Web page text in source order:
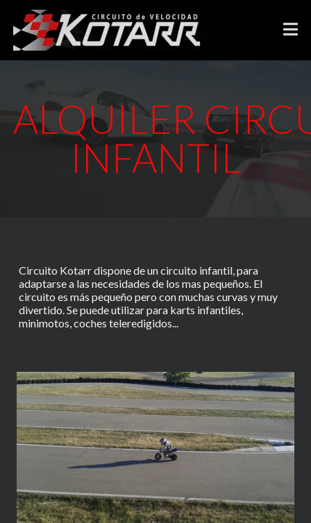
ALQUILER
INFANTIL
Circuito Kotarr dispone de un circuito infantil, para
adaptarse a las necesidades de los mas pequeños. El
circuito es más pequeño pero con muchas curvas y muy
divertido. Se puede utilizar para karts infantiles,
minimotos, coches teleredigidos...